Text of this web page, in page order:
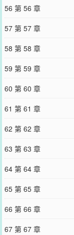
56 第 56 章
57 第 57 章
58 第 58 章
59 第 59 章
60 第 60 章
61 第 61 章
62 第 62 章
63 第 63 章
64 第 64 章
65 第 65 章
66 第 66 章
67 第 67 章